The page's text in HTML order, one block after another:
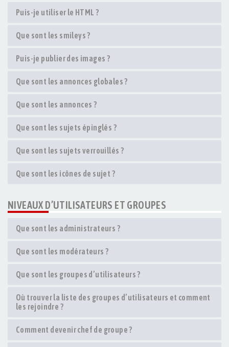
Puis-je utiliser le HTML ?
Que sont les smileys ?
Puis-je publier des images ?
Que sont les annonces globales ?
Que sont les annonces ?
Que sont les sujets épinglés ?
Que sont les sujets verrouillés ?
Que sont les icônes de sujet ?
NIVEAUX D’UTILISATEURS ET GROUPES
Que sont les administrateurs ?
Que sont les modérateurs ?
Que sont les groupes d’utilisateurs ?
Où trouver la liste des groupes d’utilisateurs et comment
les rejoindre ?
Comment devenir chef de groupe ?